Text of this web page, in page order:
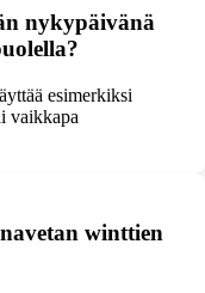
nykypäivänä
esimerkiksi
vaikkapa
winttien